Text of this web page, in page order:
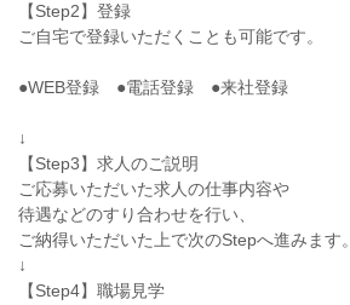
【Step2】登録
ご自宅で登録いただくことも可能です。
●WEB登録 ●電話登録 ●来社登録
↓
【Step3】求人のご説明
ご応募いただいた求人の仕事内容や
待遇などのすり合わせを行い、
ご納得いただいた上で次のStepへ進みます。
↓
【Step4】職場見学